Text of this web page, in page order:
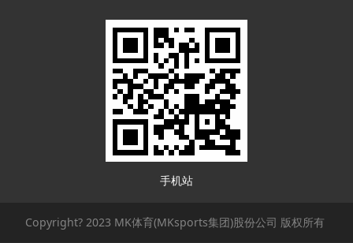
手机站
Copyright? 2023 MK体育(MKsports集团)股份公司 版权所有